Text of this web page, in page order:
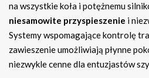
na wszystkie koła i potężnemu
niesamowite przyspieszenie i
Systemy wspomagające kontrolę
zawieszenie umożliwiają płynne
niezwykle cenne dla entuzjastów